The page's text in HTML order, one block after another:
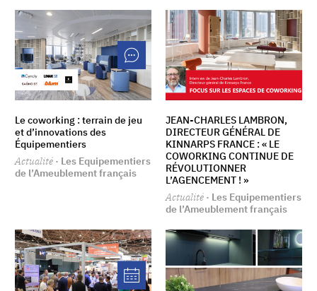
Le coworking : terrain de jeu
et d’innovations des
Équipementiers
Actualité · Les Equipementiers
de l’Ameublement français
JEAN-CHARLES LAMBRON,
DIRECTEUR GÉNÉRAL DE
KINNARPS FRANCE : « LE
COWORKING CONTINUE DE
RÉVOLUTIONNER
L’AGENCEMENT ! »
Actualité · Les Equipementiers
de l’Ameublement français